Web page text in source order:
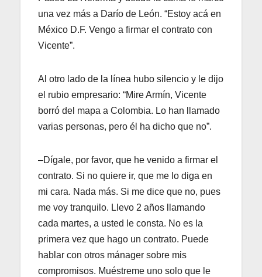
una vez más a Darío de León. “Estoy acá en
México D.F. Vengo a firmar el contrato con
Vicente”.
Al otro lado de la línea hubo silencio y le dijo
el rubio empresario: “Mire Armín, Vicente
borró del mapa a Colombia. Lo han llamado
varias personas, pero él ha dicho que no”.
–Dígale, por favor, que he venido a firmar el
contrato. Si no quiere ir, que me lo diga en
mi cara. Nada más. Si me dice que no, pues
me voy tranquilo. Llevo 2 años llamando
cada martes, a usted le consta. No es la
primera vez que hago un contrato. Puede
hablar con otros mánager sobre mis
compromisos. Muéstreme uno solo que le